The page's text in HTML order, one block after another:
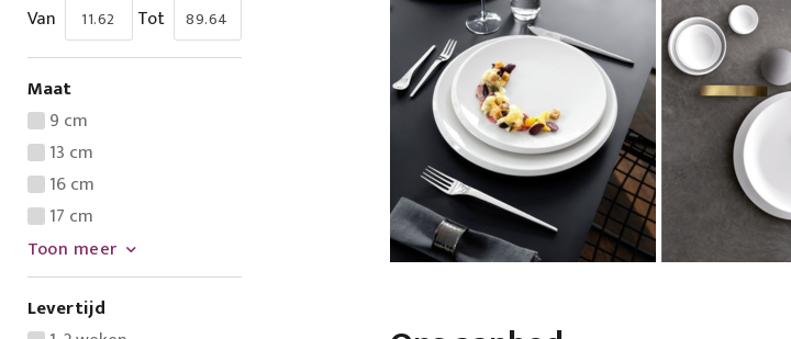
Van
Tot
Maat
9 cm
13 cm
16 cm
17 cm
Toon meer
Levertijd